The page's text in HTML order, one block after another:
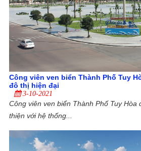
Công viên ven biển Thành Phố Tuy
đô thị hiện đại
3-10-2021
Công viên ven biển Thành Phố Tuy Hòa
thiện với hệ thống...